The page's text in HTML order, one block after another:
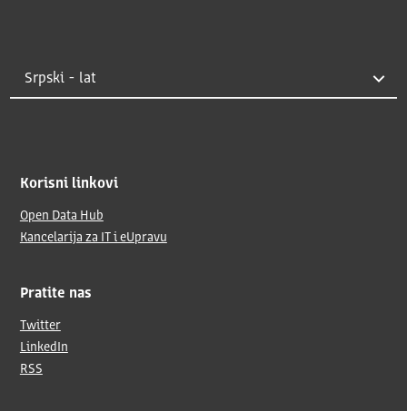
Korisni linkovi
Open Data Hub
Kancelarija za IT i eUpravu
Pratite nas
Twitter
LinkedIn
RSS